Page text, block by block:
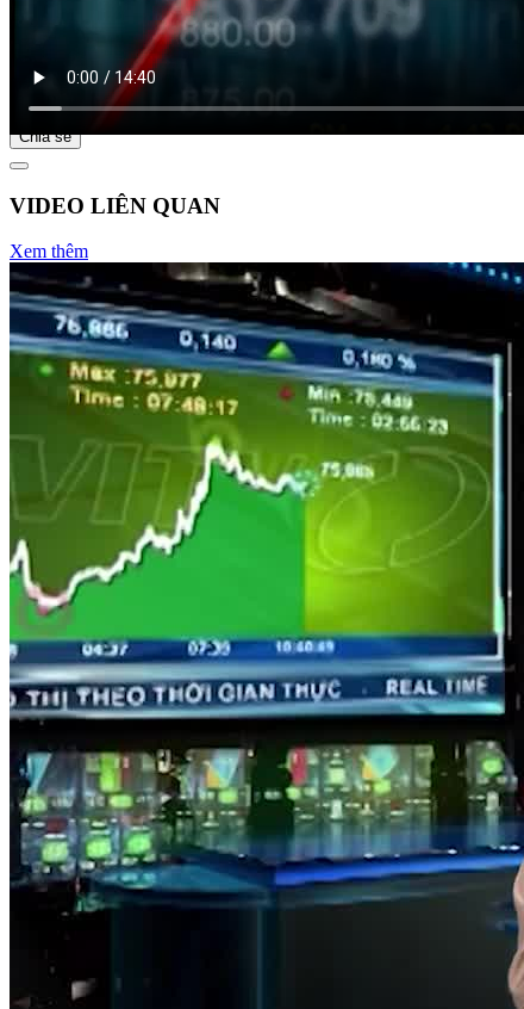
Bắt đầu tại
Chia sẻ
VIDEO LIÊN QUAN
Xem thêm